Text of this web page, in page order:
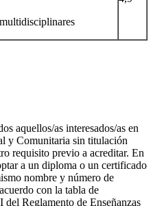
aquellos/as interesados/as en
y Comunitaria sin titulación
requisito previo a acreditar. En
a un diploma o un certificado
nombre y número de
con la tabla de
Reglamento de Enseñanzas